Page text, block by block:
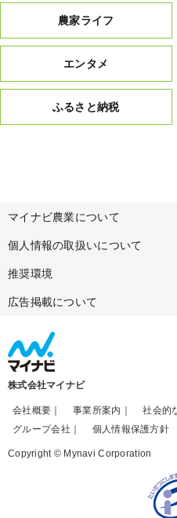
農家ライフ
エンタメ
ふるさと納税
マイナビ農業について
個人情報の取扱いについて
推奨環境
広告掲載について
株式会社マイナビ
会社概要 事業所案内 社会的
グループ会社
個人情報保護方針
Copyright © Mynavi Corporation